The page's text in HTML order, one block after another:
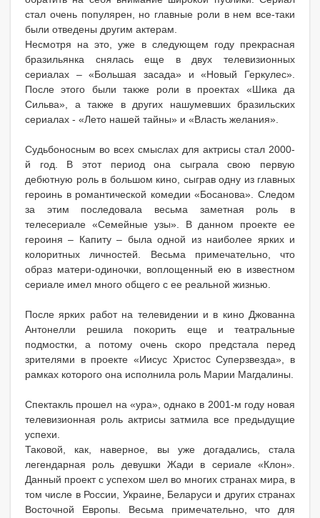
стал очень популярен, но главные роли в нем все-таки
были отведены другим актерам.
Несмотря на это, уже в следующем году прекрасная
бразильянка снялась еще в двух телевизионных
сериалах – «Большая засада» и «Новый Геркулес».
После этого были также роли в проектах «Шика да
Сильва», а также в других нашумевших бразильских
сериалах - «Лето нашей тайны» и «Власть желания».
Судьбоносным во всех смыслах для актрисы стал 2000-
й год. В этот период она сыграла свою первую
дебютную роль в большом кино, сыграв одну из главных
героинь в романтической комедии «Босанова». Следом
за этим последовала весьма заметная роль в
телесериале «Семейные узы». В данном проекте ее
героиня – Капиту – была одной из наиболее ярких и
колоритных личностей. Весьма примечательно, что
образ матери-одиночки, воплощенный ею в известном
сериале имел много общего с ее реальной жизнью.
После ярких работ на телевидении и в кино Джованна
Антонелли решила покорить еще и театральные
подмостки, а потому очень скоро предстала перед
зрителями в проекте «Иисус Христос Суперзвезда», в
рамках которого она исполнила роль Марии Магдалины.
Спектакль прошел на «ура», однако в 2001-м году новая
телевизионная роль актрисы затмила все предыдущие
успехи.
Таковой, как, наверное, вы уже догадались, стала
легендарная роль девушки Жади в сериале «Клон».
Данный проект с успехом шел во многих странах мира, в
том числе в России, Украине, Беларуси и других странах
Восточной Европы. Весьма примечательно, что для